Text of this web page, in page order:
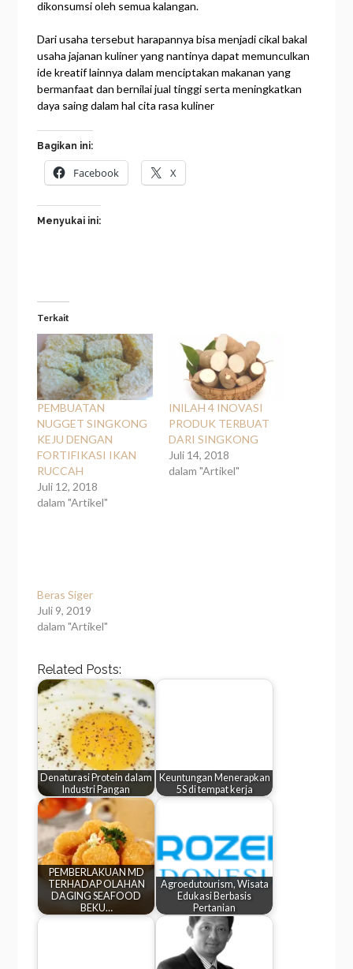
dikonsumsi oleh semua kalangan.
Dari usaha tersebut harapannya bisa menjadi cikal bakal
usaha jajanan kuliner yang nantinya dapat memunculkan
ide kreatif lainnya dalam menciptakan makanan yang
bermanfaat dan bernilai jual tinggi serta meningkatkan
daya saing dalam hal cita rasa kuliner
Bagikan ini:
Facebook X
Menyukai ini:
Terkait
PEMBUATAN
NUGGET SINGKONG
KEJU DENGAN
FORTIFIKASI IKAN
RUCCAH
Juli 12, 2018
dalam "Artikel"
INILAH 4 INOVASI
PRODUK TERBUAT
DARI SINGKONG
Juli 14, 2018
dalam "Artikel"
Beras Siger
Juli 9, 2019
dalam "Artikel"
Related Posts:
Denaturasi Protein dalam
Industri Pangan
Keuntungan Menerapkan
5S di tempat kerja
PEMBERLAKUAN MD
TERHADAP OLAHAN
DAGING SEAFOOD
BEKU…
Agroedutourism, Wisata
Edukasi Berbasis
Pertanian